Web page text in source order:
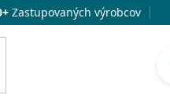
Zastupovaných výrobcov